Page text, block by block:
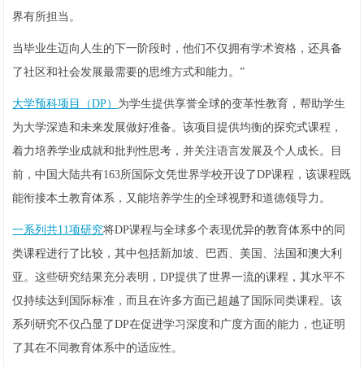
界有所担当。
当毕业生迈向人生的下一阶段时，他们不仅拥有学术资格，还具备
了社区和社会发展最需要的思维方式和能力。”
大学预科项目（DP） 为学生提供享誉全球的变革性教育，帮助学生
为大学深造和未来发展做好准备。该项目提供均衡的探究式课程，
着力培养学业成就和批判性思考，并关注语言发展及个人成长。目
前，中国大陆共有163所国际文凭世界学校开设了DP课程，该课程既
能衔接本土教育体系，又能培养学生的全球视野和道德领导力。
一系列共11项研究将DP课程与全球多个表现优异的教育体系中的同
类课程进行了比较，其中包括新加坡、巴西、美国、法国和澳大利
亚。这些研究结果充分表明，DP提供了世界一流的课程，其水平不
仅持续达到国际标准，而且在许多方面已超越了国际同类课程。该
系列研究不仅凸显了DP在促进学习深度和广度方面的能力，也证明
了其在不同教育体系中的适应性。